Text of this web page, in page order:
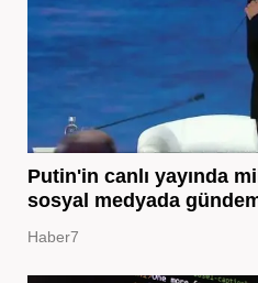
Putin'in canlı yayında
sosyal medyada
Haber7